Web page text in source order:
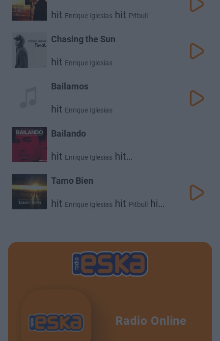
hit Enrique Iglesias hit Pitbull
Chasing the Sun
hit Enrique Iglesias
Bailamos
hit Enrique Iglesias
Bailando
hit Enrique Iglesias hit
Tamo Bien
hit Enrique Iglesias hit Pitbull hit
Radio Online